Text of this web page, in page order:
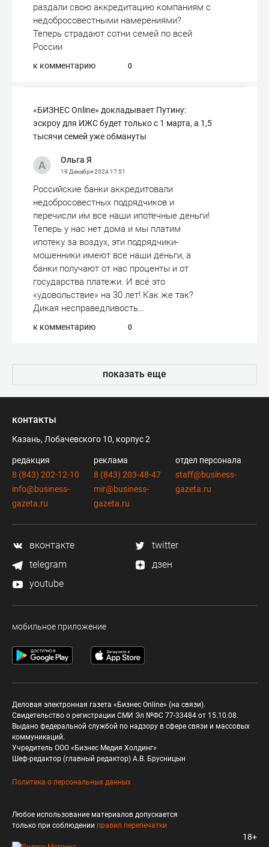
раздали свою аккредитацию компаниям с
недобросовестными намерениями?
Теперь страдают сотни семей по всей
России
к комментарию 0
«БИЗНЕС Online» докладывает Путину:
эскроу для ИЖС будет только с 1 марта, а 1,5
тысячи семей уже обмануты
Ольга Я
19 Декабря 202417:51
Российские банки аккредитовали
недобросовестных подрядчиков и
перечисли им все наши ипотечные деньги!
Теперь у нас нет дома и мы платим
ипотеку за воздух, эти подрядчики-
мошенники имеют все наши деньги, а
банки получают от нас проценты и от
государства платежи. И всё это
«удовольствие» на 30 лет! Как же так?
Дикая несправедливость…
к комментарию 0
показать еще
контакты
Казань, Лобачевского 10, корпус 2
редакция
8 (843) 202-12-10
info@business-
gazeta.ru
реклама
8 (843) 203-48-47
mir@business-
gazeta.ru
отдел персонала
staff@business-
gazeta.ru
вконтакте
twitter
telegram
дзен
youtube
мобильное приложение
Деловая электронная газета «Бизнес Online» (на связи).
Свидетельство о регистрации СМИ Эл №ФС 77-33484 от 15.10.08.
Выдано федеральной службой по надзору в сфере связи и массовых
коммуникаций.
Учредитель ООО «Бизнес Медия Холдинг»
Шеф-редактор (главный редактор) А.В. Брусницын
Политика о персональных данных
Любое использование материалов допускается
только при соблюдении правил перепечатки
18+